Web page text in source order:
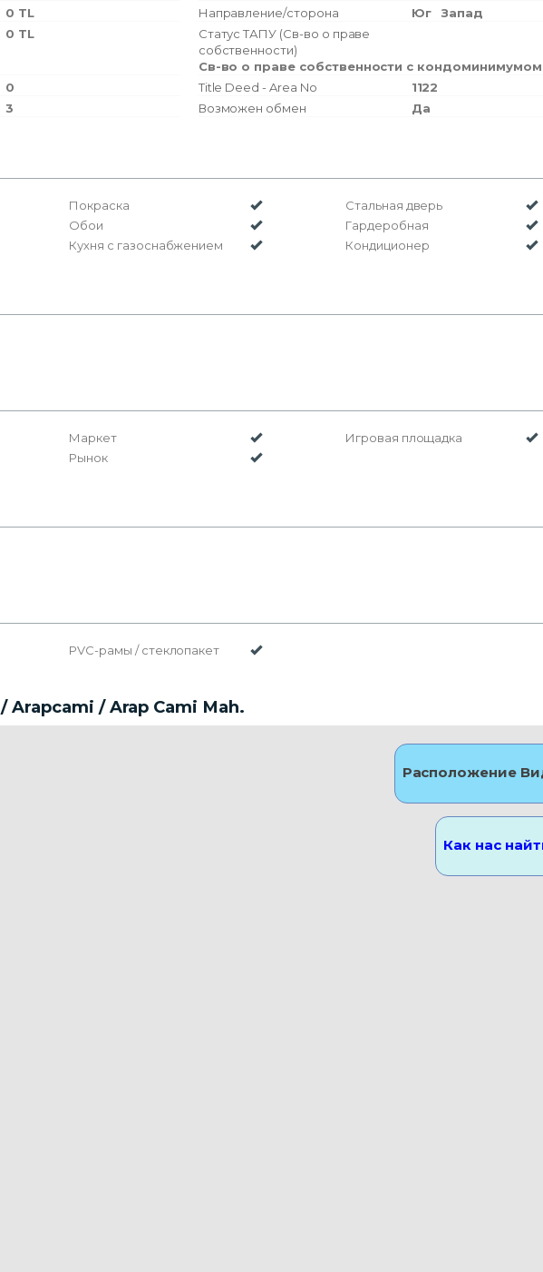
0 TL Направление/сторона Юг
Запад
0 TL
Статус ТАПУ (Св-во о праве
собственности)
Св-во о праве собственности с кондоминимумом
0 Title Deed - Area No
1122
3 Возможен обмен Да
Покраска
Стальная дверь
Обои
Гардеробная
Кухня с газоснабжением Кондиционер
Маркет
Игровая площадка
Рынок
PVC-рамы / стеклопакет
/ Arapcami / Arap Cami Mah.
Расположение
Как нас